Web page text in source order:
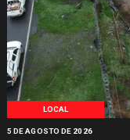
LOCAL
5 DE AGOSTO DE 2026